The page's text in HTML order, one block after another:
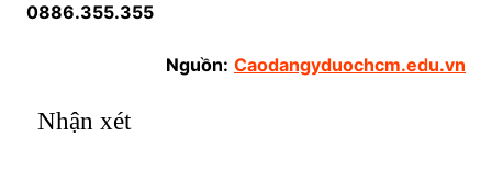
0886.355.355
Nguồn: Caodangyduochcm.edu.vn
Nhận xét